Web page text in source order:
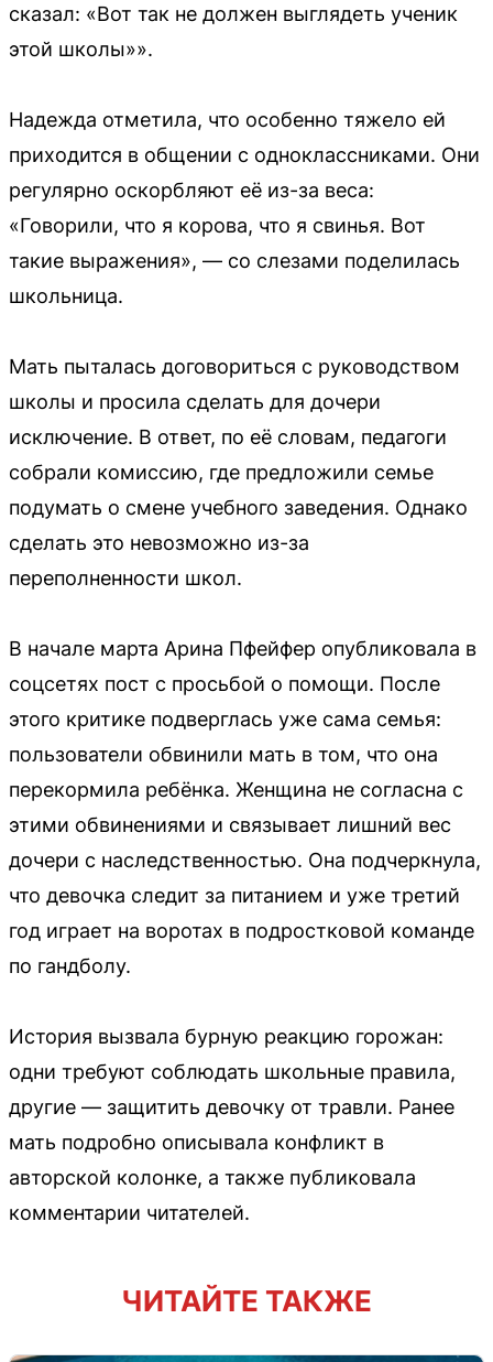
сказал: «Вот так не должен выглядеть ученик
этой школы»».
Надежда отметила, что особенно тяжело ей
приходится в общении с одноклассниками. Они
регулярно оскорбляют её из-за веса:
«Говорили, что я корова, что я свинья. Вот
такие выражения», — со слезами поделилась
школьница.
Мать пыталась договориться с руководством
школы и просила сделать для дочери
исключение. В ответ, по её словам, педагоги
собрали комиссию, где предложили семье
подумать о смене учебного заведения. Однако
сделать это невозможно из-за
переполненности школ.
В начале марта Арина Пфейфер опубликовала в
соцсетях пост с просьбой о помощи. После
этого критике подверглась уже сама семья:
пользователи обвинили мать в том, что она
перекормила ребёнка. Женщина не согласна с
этими обвинениями и связывает лишний вес
дочери с наследственностью. Она подчеркнула,
что девочка следит за питанием и уже третий
год играет на воротах в подростковой команде
по гандболу.
История вызвала бурную реакцию горожан:
одни требуют соблюдать школьные правила,
другие — защитить девочку от травли. Ранее
мать подробно описывала конфликт в
авторской колонке, а также публиковала
комментарии читателей.
ЧИТАЙТЕ ТАКЖЕ